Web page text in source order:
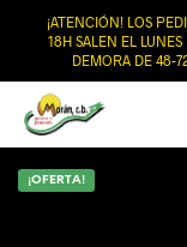
¡ATENCIÓN! LOS
18H SALEN EL
DEMORA DE 48-
¡OFERTA!